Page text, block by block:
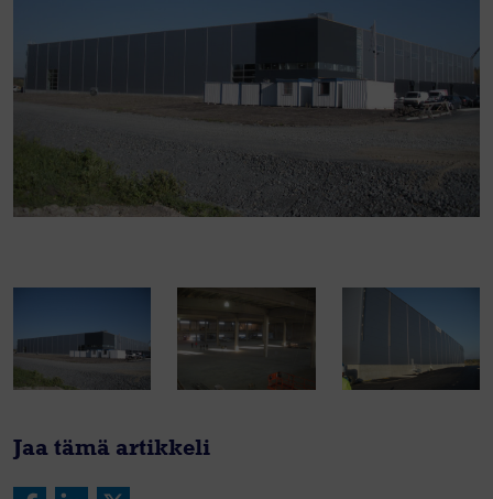
Jaa tämä artikkeli